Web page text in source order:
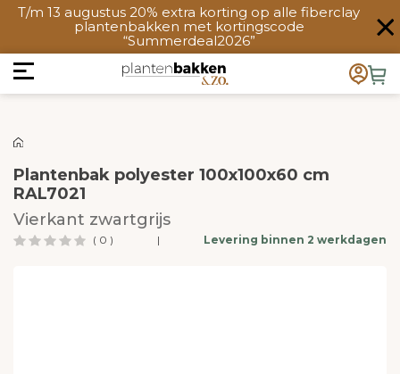
T/m 13 augustus 20% extra korting op alle fiberclay
plantenbakken met kortingscode
“Summerdeal2026”
Plantenbak polyester 100x100x60 cm
RAL7021
Vierkant zwartgrijs
( 0 ) | Levering binnen 2 werkdagen